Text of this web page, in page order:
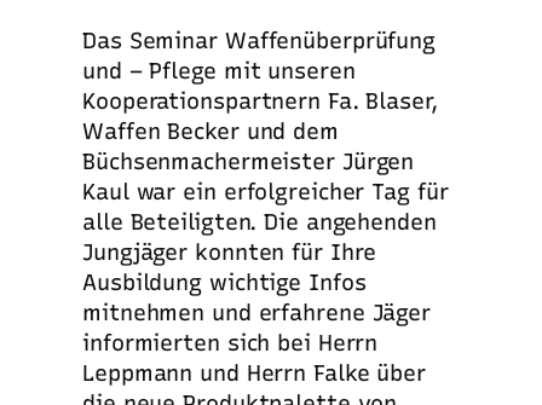
Das Seminar Waffenüberprüfung
und – Pflege mit unseren
Kooperationspartnern Fa. Blaser,
Waffen Becker und dem
Büchsenmachermeister Jürgen
Kaul war ein erfolgreicher Tag für
alle Beteiligten. Die angehenden
Jungjäger konnten für Ihre
Ausbildung wichtige Infos
mitnehmen und erfahrene Jäger
informierten sich bei Herrn
Leppmann und Herrn Falke über